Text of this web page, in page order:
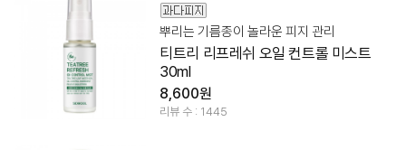
뿌리는 기름종이 놀라운 피지 관리
티트리 리프레쉬 오일 컨트롤 미스트
30ml
8,600원
리뷰 수 : 1445